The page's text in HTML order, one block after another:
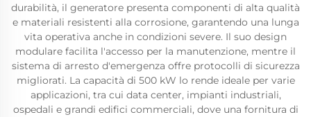
durabilità, il generatore presenta componenti di alta qualità
e materiali resistenti alla corrosione, garantendo una lunga
vita operativa anche in condizioni severe. Il suo design
modulare facilita l'accesso per la manutenzione, mentre il
sistema di arresto d'emergenza offre protocolli di sicurezza
migliorati. La capacità di 500 kW lo rende ideale per varie
applicazioni, tra cui data center, impianti industriali,
ospedali e grandi edifici commerciali, dove una fornitura di